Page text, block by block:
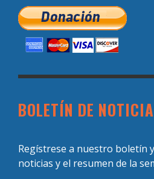
BOLETÍN DE
Regístrese a nuestro boletín
noticias y el resumen de la